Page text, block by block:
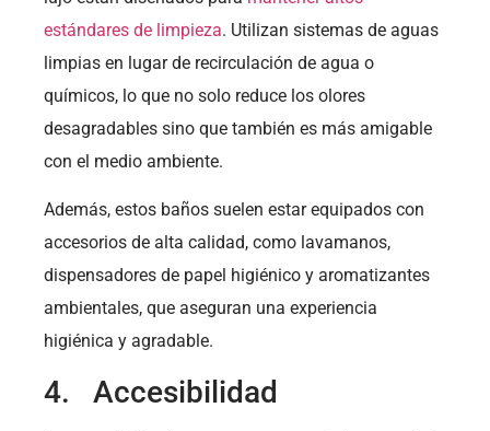
estándares de limpieza. Utilizan sistemas de aguas
limpias en lugar de recirculación de agua o
químicos, lo que no solo reduce los olores
desagradables sino que también es más amigable
con el medio ambiente.
Además, estos baños suelen estar equipados con
accesorios de alta calidad, como lavamanos,
dispensadores de papel higiénico y aromatizantes
ambientales, que aseguran una experiencia
higiénica y agradable.
4. Accesibilidad